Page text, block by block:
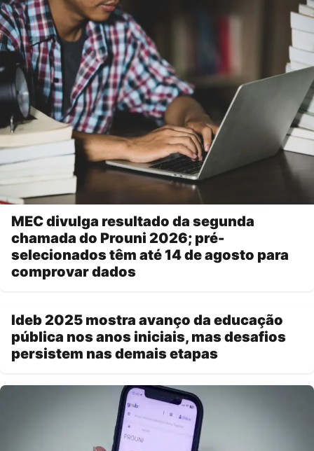
MEC divulga resultado da segunda
chamada do Prouni 2026; pré-
selecionados têm até 14 de agosto para
comprovar dados
Ideb 2025 mostra avanço da educação
pública nos anos iniciais, mas desafios
persistem nas demais etapas